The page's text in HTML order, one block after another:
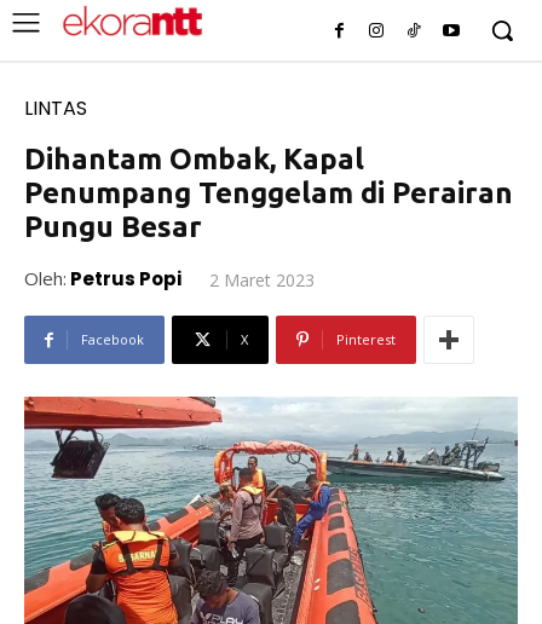
LINTAS
Dihantam Ombak, Kapal
Penumpang Tenggelam di Perairan
Pungu Besar
Oleh: Petrus Popi 2 Maret 2023
Facebook X Pinterest